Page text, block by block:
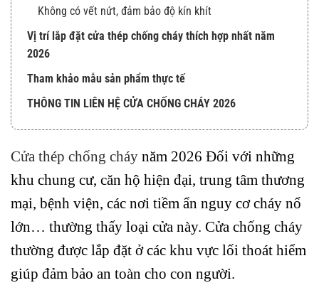
Không có vết nứt, đảm bảo độ kín khít
Vị trí lắp đặt cửa thép chống cháy thích hợp nhất năm
2026
Tham khảo mẫu sản phẩm thực tế
THÔNG TIN LIÊN HỆ CỬA CHỐNG CHÁY 2026
Cửa thép chống cháy năm 2026 Đối với những
khu chung cư, căn hộ hiện đại, trung tâm thương
mại, bệnh viện, các nơi tiềm ẩn nguy cơ cháy nổ
lớn… thường thấy loại cửa này. Cửa chống cháy
thường được lắp đặt ở các khu vực lối thoát hiểm
giúp đảm bảo an toàn cho con người.